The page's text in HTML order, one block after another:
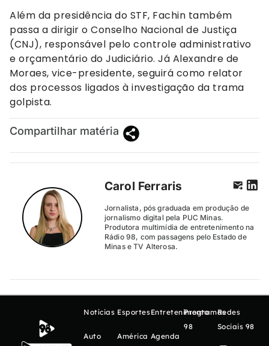
Além da presidência do STF, Fachin também
passa a dirigir o Conselho Nacional de Justiça
(CNJ), responsável pelo controle administrativo
e orçamentário do Judiciário. Já Alexandre de
Moraes, vice-presidente, seguirá como relator
dos processos ligados à investigação da trama
golpista.
Compartilhar matéria
Carol Ferraris
Jornalista, pós graduada em produção de
jornalismo digital pela PUC Minas.
Produtora multimídia de entretenimento na
Rádio 98, com passagens pelo Estado de
Minas e TV Alterosa.
Notícias
Auto
Esportes
América
Entretenimento
Agenda
Programas
98
Redes
Sociais 98